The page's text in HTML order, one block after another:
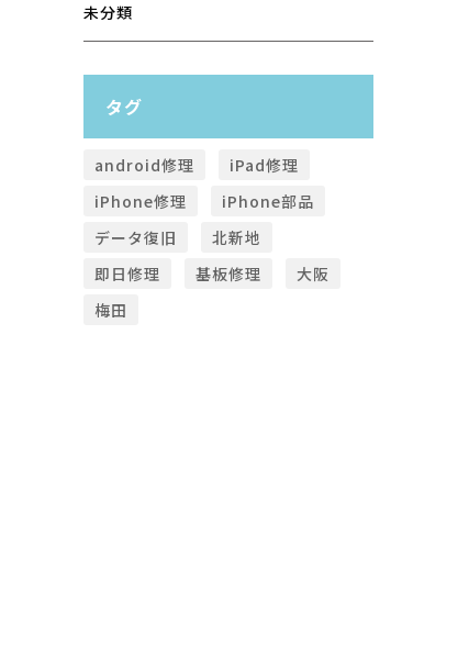
未分類
タグ
android修理
iPad修理
iPhone修理
iPhone部品
データ復旧
北新地
即日修理
基板修理
大阪
梅田